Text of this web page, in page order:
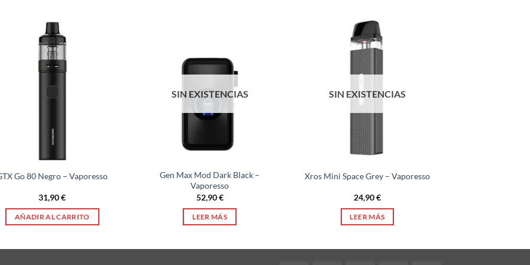
Go 80 Negro – Vaporesso
31,90€
AÑADIR AL CARRITO
SIN EXISTENCIAS
Gen Max Mod Dark Black –
Vaporesso
52,90€
LEER MÁS
SIN EXISTENCIAS
Xros Mini Space Grey – Vaporesso
24,90€
LEER MÁS